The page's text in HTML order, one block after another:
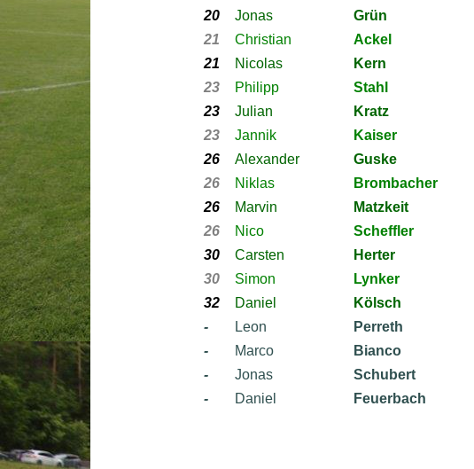
20
Jonas Grün
21
Christian Ackel
21
Nicolas Kern
23
Philipp Stahl
23
Julian Kratz
23
Jannik Kaiser
26
Alexander Guske
26
Niklas Brombacher
26
Marvin Matzkeit
26
Nico Scheffler
30
Carsten Herter
30
Simon Lynker
32
Daniel Kölsch
-
Leon Perreth
-
Marco Bianco
-
Jonas Schubert
-
Daniel Feuerbach